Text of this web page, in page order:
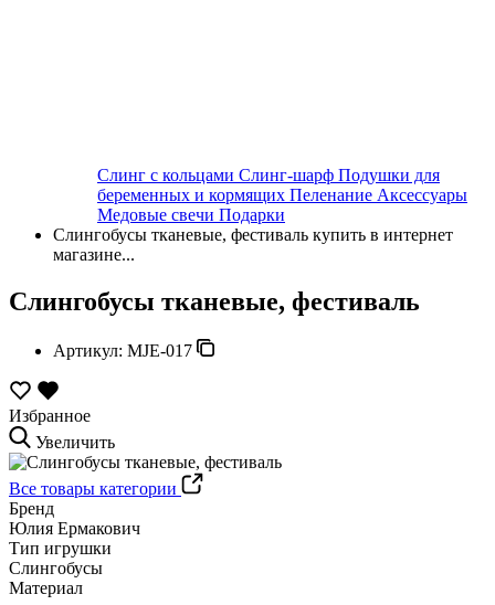
Слинг с кольцами Слинг-шарф Подушки для
беременных и кормящих Пеленание Аксессуары
Медовые свечи Подарки
Слингобусы тканевые, фестиваль купить в интернет
магазине...
Слингобусы тканевые, фестиваль
Артикул: MJE-017
Избранное
Увеличить
Все товары категории
Бренд
Юлия Ермакович
Тип игрушки
Слингобусы
Материал